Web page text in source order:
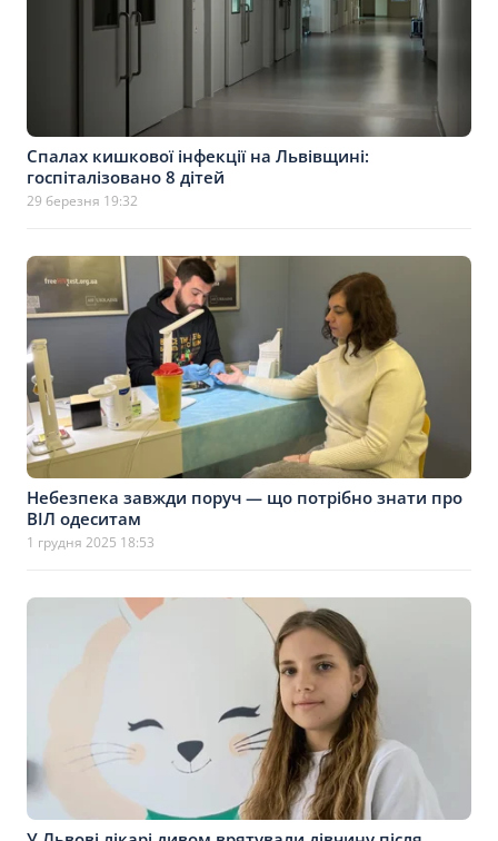
Спалах кишкової інфекції на Львівщині:
госпіталізовано 8 дітей
29 березня 19:32
Небезпека завжди поруч — що потрібно знати про
ВІЛ одеситам
1 грудня 2025 18:53